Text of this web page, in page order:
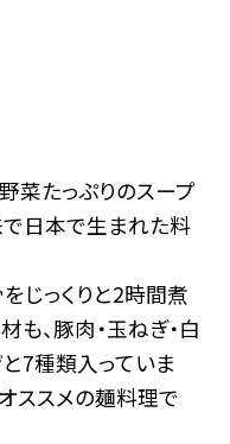
菜たっぷりのスープ
日本で生まれた料
じっくりと2時間煮
も、豚肉・玉ねぎ・白
と7種類入っていま
ススメの麺料理で